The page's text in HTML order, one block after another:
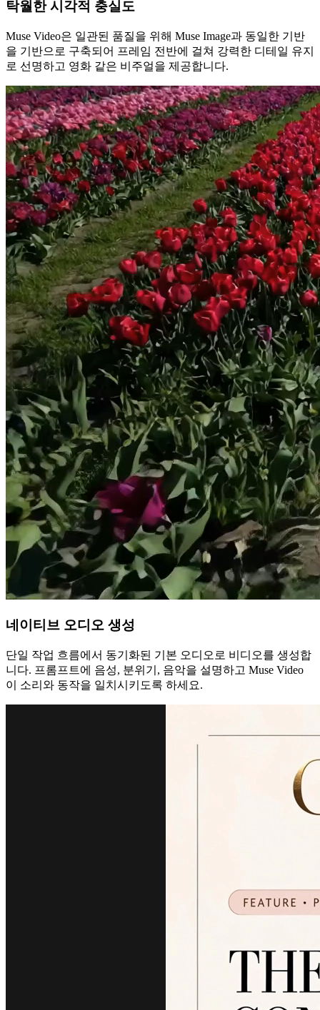
탁월한 시각적 충실도
Muse Video은 일관된 품질을 위해 Muse Image과 동일한 기반
을 기반으로 구축되어 프레임 전반에 걸쳐 강력한 디테일 유지
로 선명하고 영화 같은 비주얼을 제공합니다.
네이티브 오디오 생성
단일 작업 흐름에서 동기화된 기본 오디오로 비디오를 생성합
니다. 프롬프트에 음성, 분위기, 음악을 설명하고 Muse Video
이 소리와 동작을 일치시키도록 하세요.